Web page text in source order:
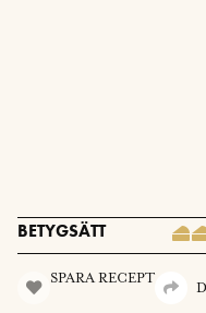
BETYGSÄTT
SPARA RECEPT